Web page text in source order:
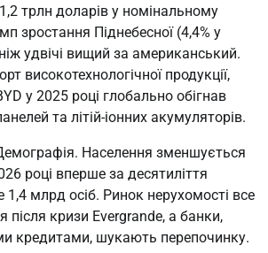
трлн доларів у номінальному
зростання Піднебесної (4,4% у
удвічі вищий за американський.
високотехнологічної продукції,
у 2025 році глобально обігнав
та літій-іонних акумуляторів.
Населення зменшується
році вперше за десятиліття
1,4 млрд осіб. Ринок нерухомості все
після кризи Evergrande, а банки,
кредитами, шукають перепочинку.